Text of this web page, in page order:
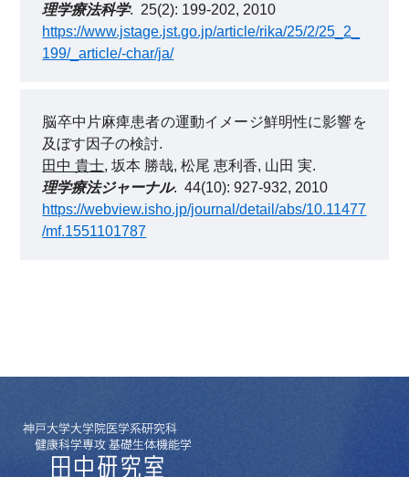
理学療法科学. 25(2): 199-202, 2010
https://www.jstage.jst.go.jp/article/rika/25/2/25_2_
199/_article/-char/ja/
脳卒中片麻痺患者の運動イメージ鮮明性に影響を
及ぼす因子の検討.
田中 貴士, 坂本 勝哉, 松尾 恵利香, 山田 実.
理学療法ジャーナル. 44(10): 927-932, 2010
https://webview.isho.jp/journal/detail/abs/10.11477
/mf.1551101787